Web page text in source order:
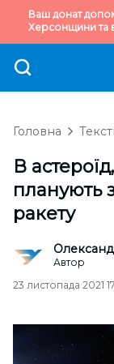
Ваш донат
Херсонщини та
Головна
В
планують
ракету
Автор
23 листопада 2021